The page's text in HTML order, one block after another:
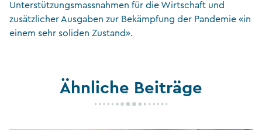
Unterstützungsmassnahmen für die Wirtschaft und
zusätzlicher Ausgaben zur Bekämpfung der Pandemie «in
einem sehr soliden Zustand».
Ähnliche Beiträge